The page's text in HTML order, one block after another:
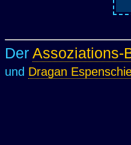
Der Assoziations-
und Dragan